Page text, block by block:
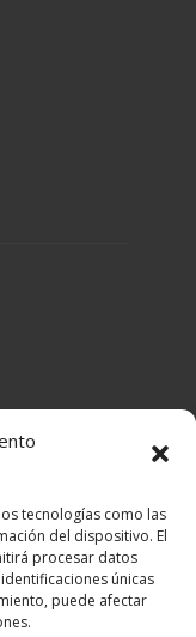
tecnologías como las
del dispositivo. El
procesar datos
únicas
puede afectar